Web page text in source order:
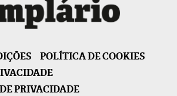
POLÍTICA DE COOKIES
PRIVACIDADE